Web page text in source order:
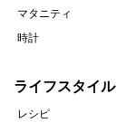
マタニティ
時計
ライフスタイル
レシピ